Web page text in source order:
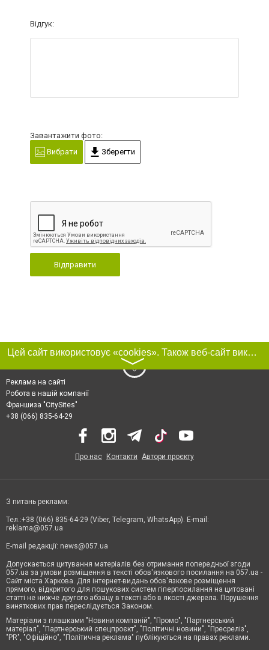
Відгук:
Завантажити фото:
Вибрати
Зберегти
Відправити
Цей сайт використовує «cookies». Також веб-сайт використовує інтернет-сервіс для збору технічних даних стосовно відвідувачів з метою отримання маркетингової та статистичної інформації. Умови обробки даних відвідувачів сайту див.
〉
Реклама на сайті
Робота в нашій компанії
Франшиза "CitySites"
+38 (066) 835-64-29
Про нас Контакти Автори проєкту
З питань реклами:
Тел.:+38 (066) 835-64-29 (Viber, Telegram, WhatsApp). E-mail:
reklama@057.ua
E-mail редакції: news@057.ua
Допускається цитування матеріалів без отримання попередньої згоди
057.ua за умови розміщення в тексті обов'язкового посилання на 057.ua -
Сайт міста Харкова. Для інтернет-видань обов'язкове розміщення
прямого, відкритого для пошукових систем гіперпосилання на цитовані
статті не нижче другого абзацу в тексті або в якості джерела. Порушення
виняткових прав переслідується Законом.
Матеріали з плашками "Новини компаній", "Промо", "Партнерський
матеріал", "Партнерський спецпроєкт", "Політичні новини", "Пресреліз",
"PR", "Офіційно", "Політична реклама" публікуються на правах реклами.